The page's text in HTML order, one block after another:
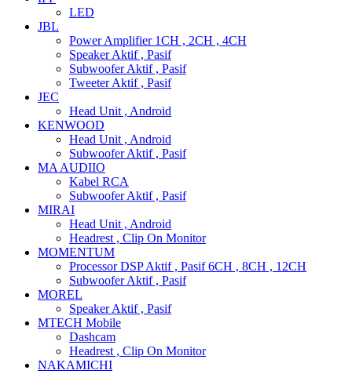
LED
JBL
Power Amplifier 1CH , 2CH , 4CH
Speaker Aktif , Pasif
Subwoofer Aktif , Pasif
Tweeter Aktif , Pasif
JEC
Head Unit , Android
KENWOOD
Head Unit , Android
Subwoofer Aktif , Pasif
MA AUDIIO
Kabel RCA
Subwoofer Aktif , Pasif
MIRAI
Head Unit , Android
Headrest , Clip On Monitor
MOMENTUM
Processor DSP Aktif , Pasif 6CH , 8CH , 12CH
Subwoofer Aktif , Pasif
MOREL
Speaker Aktif , Pasif
MTECH Mobile
Dashcam
Headrest , Clip On Monitor
NAKAMICHI